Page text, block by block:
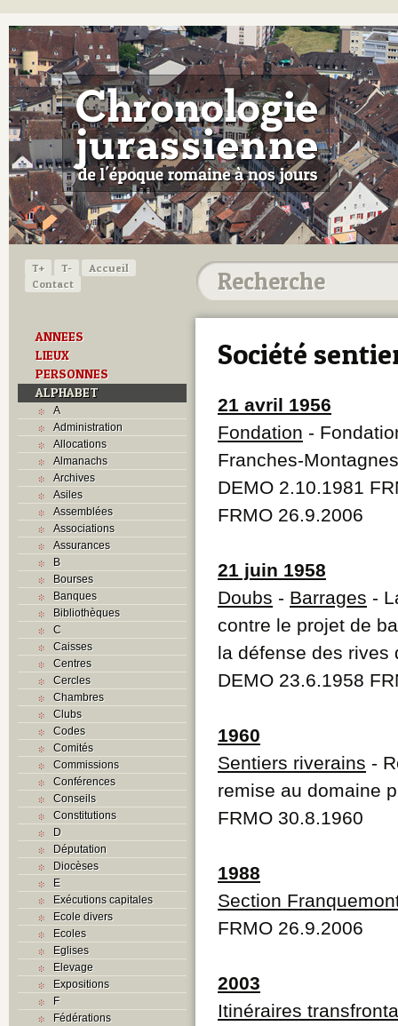
T+ T-
Accueil
Contact
ANNEES
LIEUX
PERSONNES
ALPHABET
A
Administration
Allocations
Almanachs
Archives
Asiles
Assemblées
Associations
Assurances
B
Bourses
Banques
Bibliothèques
C
Caisses
Centres
Cercles
Chambres
Clubs
Codes
Comités
Commissions
Conférences
Conseils
Constitutions
D
Députation
Diocèses
E
Exécutions capitales
Ecole divers
Ecoles
Eglises
Elevage
Expositions
F
Fédérations
Société
21 avril 1956
Fondation -
Franches-Montagnes
DEMO 2.10.1981
FRMO 26.9.2006
21 juin 1958
Doubs - Barrages -
contre le projet de
la défense des rives
DEMO 23.6.1958
1960
Sentiers riverains -
remise au domaine
FRMO 30.8.1960
1988
Section
FRMO 26.9.2006
2003
Itinéraires